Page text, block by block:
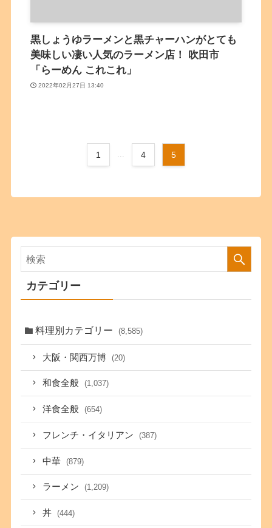
黒しょうゆラーメンと黒チャーハンがとても
美味しい凄い人気のラーメン店！ 吹田市
「らーめん これこれ」
2022年02月27日 13:40
1 4 5
カテゴリー
料理別カテゴリー (8,585)
大阪・関西万博 (20)
和食全般 (1,037)
洋食全般 (654)
フレンチ・イタリアン (387)
中華 (879)
ラーメン (1,209)
丼 (444)